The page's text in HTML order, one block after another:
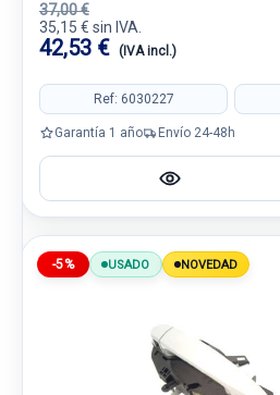
37,00 €
35,15 € sin IVA.
42,53 € (IVA incl.)
Ref: 6030227
Garantía 1 año Envío 24-48h
-5% USADO NOVEDAD